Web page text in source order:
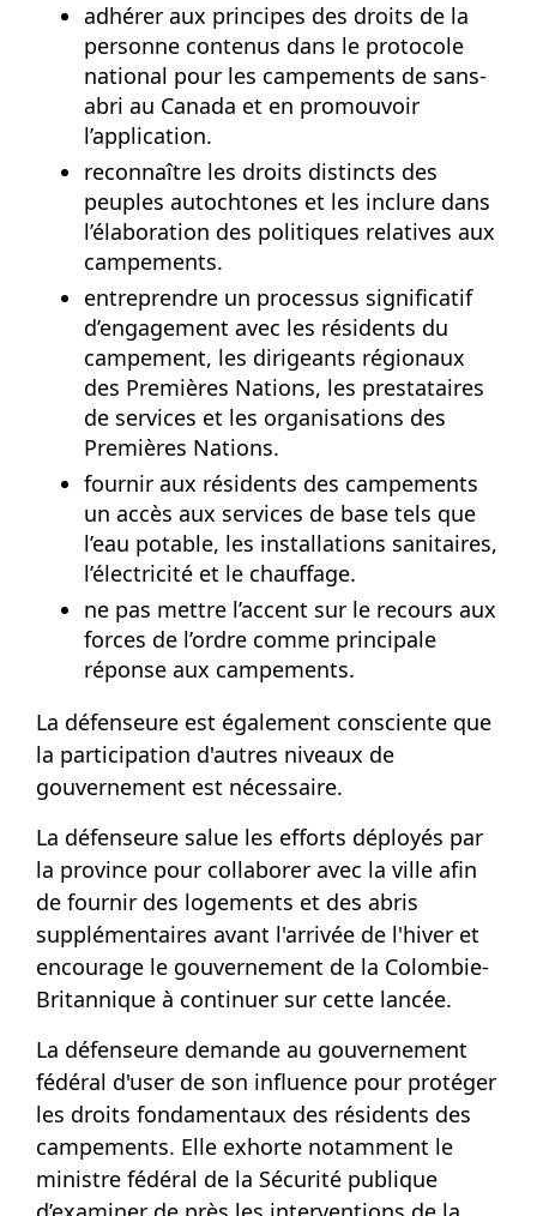
adhérer aux principes des droits de la
personne contenus dans le protocole
national pour les campements de sans-
abri au Canada et en promouvoir
l’application.
reconnaître les droits distincts des
peuples autochtones et les inclure dans
l’élaboration des politiques relatives aux
campements.
entreprendre un processus significatif
d’engagement avec les résidents du
campement, les dirigeants régionaux
des Premières Nations, les prestataires
de services et les organisations des
Premières Nations.
fournir aux résidents des campements
un accès aux services de base tels que
l’eau potable, les installations sanitaires,
l’électricité et le chauffage.
ne pas mettre l’accent sur le recours aux
forces de l’ordre comme principale
réponse aux campements.
La défenseure est également consciente que
la participation d'autres niveaux de
gouvernement est nécessaire.
La défenseure salue les efforts déployés par
la province pour collaborer avec la ville afin
de fournir des logements et des abris
supplémentaires avant l'arrivée de l'hiver et
encourage le gouvernement de la Colombie-
Britannique à continuer sur cette lancée.
La défenseure demande au gouvernement
fédéral d'user de son influence pour protéger
les droits fondamentaux des résidents des
campements. Elle exhorte notamment le
ministre fédéral de la Sécurité publique